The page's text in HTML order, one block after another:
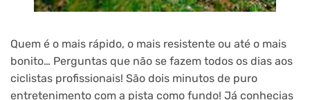
Quem é o mais rápido, o mais resistente ou até o mais
bonito… Perguntas que não se fazem todos os dias aos
ciclistas profissionais! São dois minutos de puro
entretenimento com a pista como fundo! Já conhecias